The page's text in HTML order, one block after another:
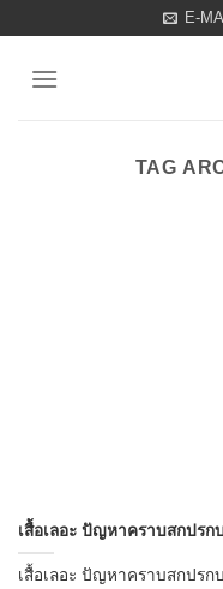
content
E-
TAG
เสื้อเลอะ ปัญหาคราบสกปรก
เสื้อเลอะ ปัญหาคราบสกปรก